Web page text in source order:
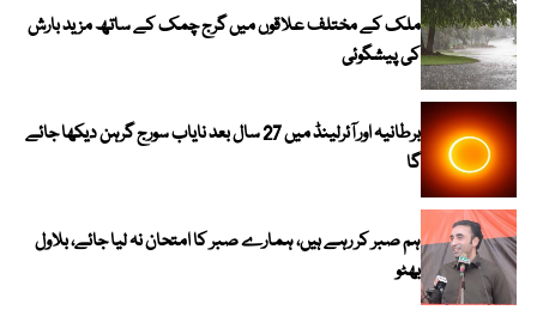
ملک کے مختلف علاقوں میں گرج چمک کے ساتھ مزید بارش
کی پیشگوئی
برطانیہ اور آئرلینڈ میں 27 سال بعد نایاب سورج گرہن دیکھا جائے
گا
ہم صبر کر رہے ہیں، ہمارے صبر کا امتحان نہ لیا جائے، بلاول
بھٹو